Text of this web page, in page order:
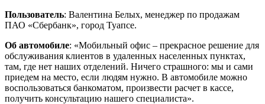
Пользователь: Валентина Белых, менеджер по продажам
ПАО «Сбербанк», город Туапсе.
Об автомобиле: «Мобильный офис – прекрасное решение для
обслуживания клиентов в удаленных населенных пунктах,
там, где нет наших отделений. Ничего страшного: мы и сами
приедем на место, если людям нужно. В автомобиле можно
воспользоваться банкоматом, произвести расчет в кассе,
получить консультацию нашего специалиста».